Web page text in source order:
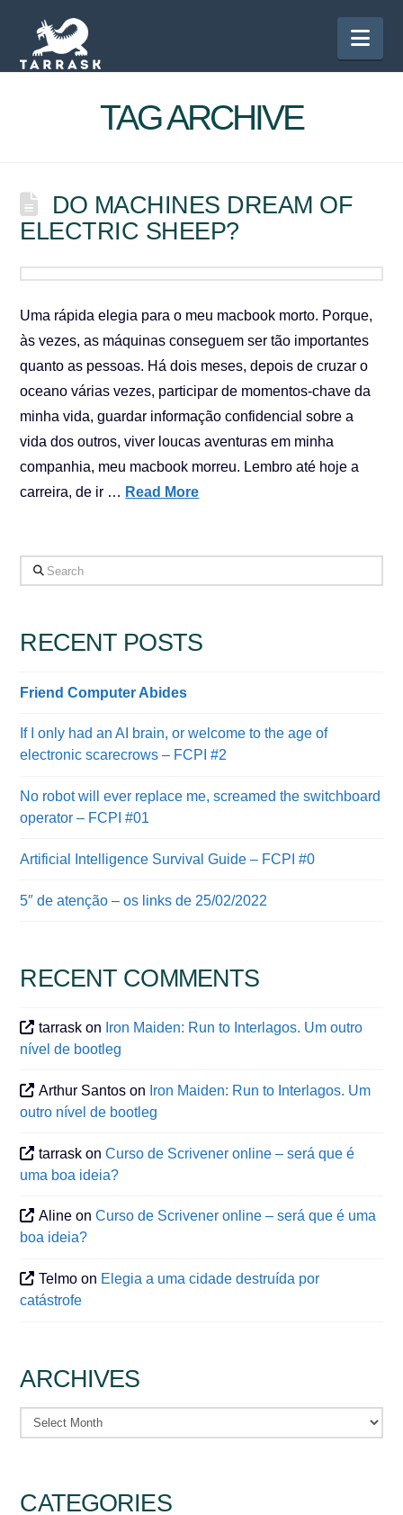
TAG ARCHIVE
DO MACHINES DREAM OF
ELECTRIC SHEEP?
Uma rápida elegia para o meu macbook morto. Porque,
às vezes, as máquinas conseguem ser tão importantes
quanto as pessoas. Há dois meses, depois de cruzar o
oceano várias vezes, participar de momentos-chave da
minha vida, guardar informação confidencial sobre a
vida dos outros, viver loucas aventuras em minha
companhia, meu macbook morreu. Lembro até hoje a
carreira, de ir … Read More
Search
RECENT POSTS
Friend Computer Abides
If I only had an AI brain, or welcome to the age of
electronic scarecrows – FCPI #2
No robot will ever replace me, screamed the switchboard
operator – FCPI #01
Artificial Intelligence Survival Guide – FCPI #0
5″ de atenção – os links de 25/02/2022
RECENT COMMENTS
tarrask on Iron Maiden: Run to Interlagos. Um outro
nível de bootleg
Arthur Santos on Iron Maiden: Run to Interlagos. Um
outro nível de bootleg
tarrask onCurso de Scrivener online – será que é
uma boa ideia?
Aline onCurso de Scrivener online – será que é uma
boa ideia?
Telmo on Elegia a uma cidade destruída por
catástrofe
ARCHIVES
Archives
CATEGORIES